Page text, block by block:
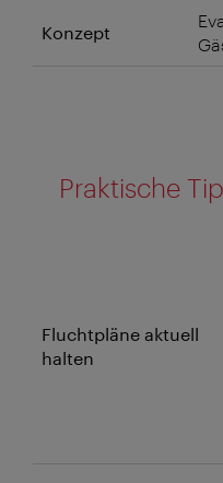
Konzept
Praktische
Fluchtpläne aktuell
halten